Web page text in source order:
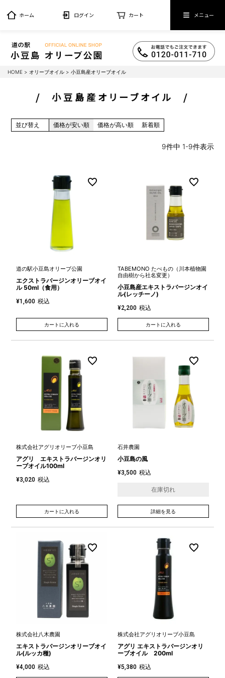
ホーム ログイン カート メニュー
HOME オリーブオイル 小豆島産オリーブオイル
小豆島産オリーブオイル
並び替え 価格が安い順 価格が高い順 新着順
9件中 1-9件表示
道の駅小豆島オリーブ公園
エクストラバージンオリーブオイ
ル 50ml（食用）
¥1,600 税込
カートに入れる
TABEMONO たべもの（川本植物園
自由樹から社名変更）
小豆島産エキストラバージンオイ
ル(レッチーノ)
¥2,200 税込
カートに入れる
株式会社アグリオリーブ小豆島
アグリ エキストラバージンオリ
ーブオイル100ml
¥3,020 税込
カートに入れる
石井農園
小豆島の風
¥3,500 税込
在庫切れ
詳細を見る
株式会社八木農園
エキストラバージンオリーブオイ
ル(ルッカ種)
¥4,000 税込
株式会社アグリオリーブ小豆島
アグリ エキストラバージンオリ
ーブオイル 200ml
¥5,380 税込